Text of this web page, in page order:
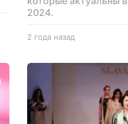
2024.
2 года назад2